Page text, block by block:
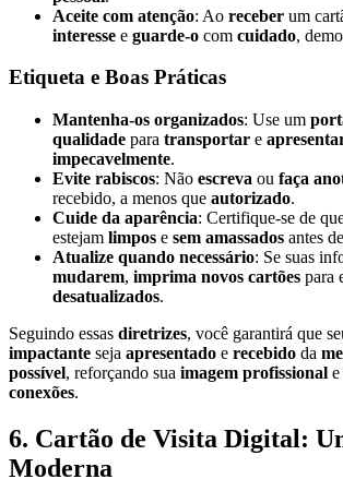
Aceite com atenção: Ao receber um
interesse e guarde-o com cuidado,
Etiqueta e Boas Práticas
Mantenha-os organizados: Use um
qualidade para transportar e
impecavelmente.
Evite rabiscos: Não escreva ou faça
recebido, a menos que autorizado.
Cuide da aparência: Certifique-se de
estejam limpos e sem amassados antes
Atualize quando necessário: Se suas
mudarem, imprima novos cartões para
desatualizados.
Seguindo essas diretrizes, você garantirá que
impactante seja apresentado e recebido da
possível, reforçando sua imagem profissional e
conexões.
6. Cartão de Visita Digital:
Moderna